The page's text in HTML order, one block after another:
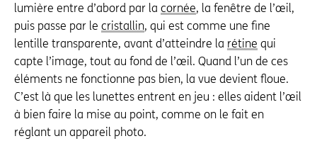
lumière entre d’abord par la cornée, la fenêtre de l’œil,
puis passe par le cristallin, qui est comme une fine
lentille transparente, avant d’atteindre la rétine qui
capte l’image, tout au fond de l’œil. Quand l’un de ces
éléments ne fonctionne pas bien, la vue devient floue.
C’est là que les lunettes entrent en jeu : elles aident l’œil
à bien faire la mise au point, comme on le fait en
réglant un appareil photo.